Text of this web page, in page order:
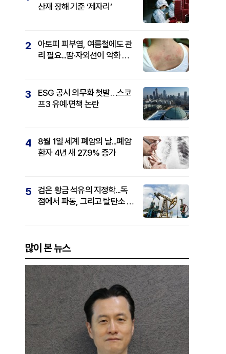
산재 장해 기준 ‘제자리’
2
아토피 피부염, 여름철에도 관
리 필요...땀·자외선이 악화 요
3
ESG 공시 의무화 첫발…스코
프3 유예·면책 논란
4
8월 1일 세계 폐암의 날...폐암
환자 4년 새 27.9% 증가
5
검은 황금 석유의 지정학...독
점에서 파동, 그리고 탈탄소 패
많이 본 뉴스